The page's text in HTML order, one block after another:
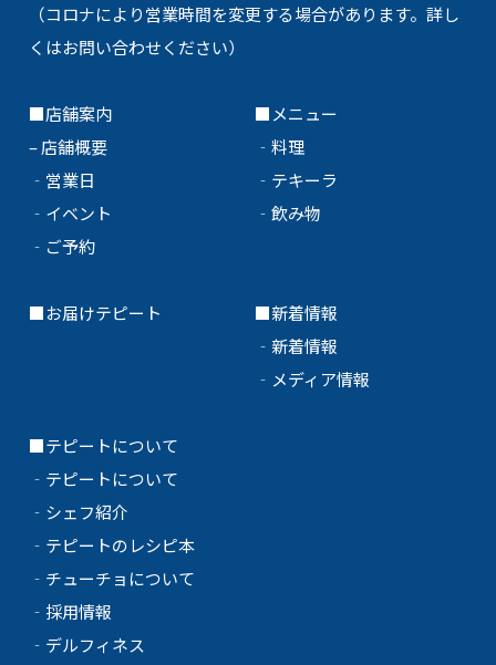
（コロナにより営業時間を変更する場合があります。詳し
くはお問い合わせください）
■店舗案内
–店舗概要
‐ 営業日
‐ イベント
‐ ご予約
■メニュー
‐料理
‐ テキーラ
‐飲み物
■お届けテピート
■新着情報
‐ 新着情報
‐ メディア情報
■テピートについて
‐ テピートについて
‐ シェフ紹介
‐ テピートのレシピ本
‐ チューチョについて
‐ 採用情報
‐ デルフィネス